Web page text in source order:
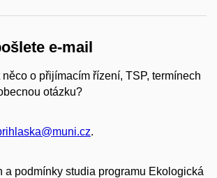
e-mail
o přijímacím řízení, TSP, termínech
otázku?
.
a podmínky studia programu Ekologická